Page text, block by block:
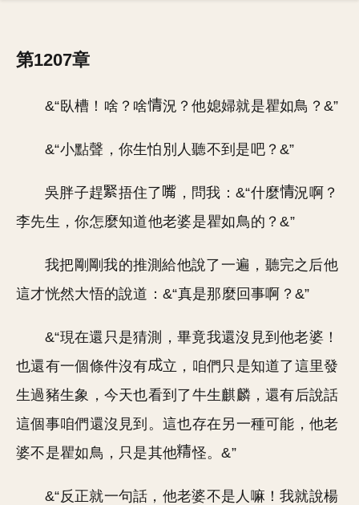
第1207章
&“臥槽！啥？啥 況？他媳婦就是瞿如鳥？&”
&“小點聲，你生怕別人聽不到是吧？&”
吳胖子趕 捂住了 ，問我：&“什麼
況啊？
李先生，你怎麼知道他老婆是瞿如鳥的？&”
我把剛剛我的推測給他說了一遍，聽完之后他
這才恍然大悟的說道：&“真是那麼回事啊？&”
&“現在還只是猜測，畢竟我還沒見到他老婆！
也還有一個條件沒有
立，咱們只是知道了這里發
生過豬生象，今天也看到了牛生麒麟，還有后說話
這個事咱們還沒見到。這也存在另一種可能，他老
婆不是瞿如鳥，只是其他
怪。&”
&“反正就一句話，他老婆不是人嘛！我就說楊